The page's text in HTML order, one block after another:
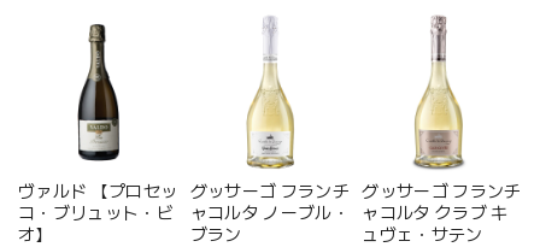
ヴァルド 【プロセッ
コ・ブリュット・ビ
オ】
グッサーゴ フランチ
ャコルタ ノーブル・
ブラン
グッサーゴ フランチ
ャコルタ クラブ キ
ュヴェ・サテン